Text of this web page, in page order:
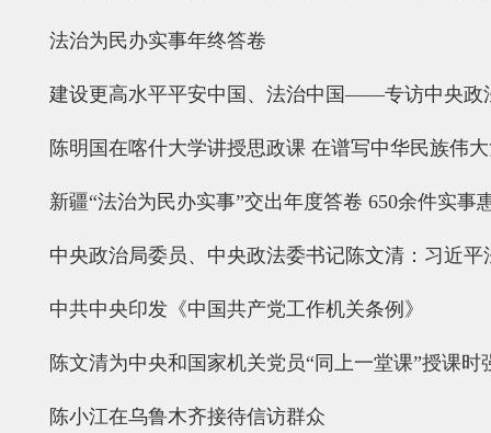
法治为民办实事年终答卷
建设更高水平平安中国、法治中国——专访中央政
陈明国在喀什大学讲授思政课 在谱写中华民族伟
新疆“法治为民办实事”交出年度答卷 650余件实事
中央政治局委员、中央政法委书记陈文清：习近
中共中央印发《中国共产党工作机关条例》
陈文清为中央和国家机关党员“同上一堂课”授课
陈小江在乌鲁木齐接待信访群众